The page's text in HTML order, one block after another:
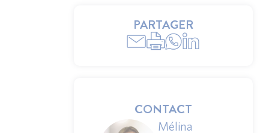
PARTAGER
CONTACT
Mélina